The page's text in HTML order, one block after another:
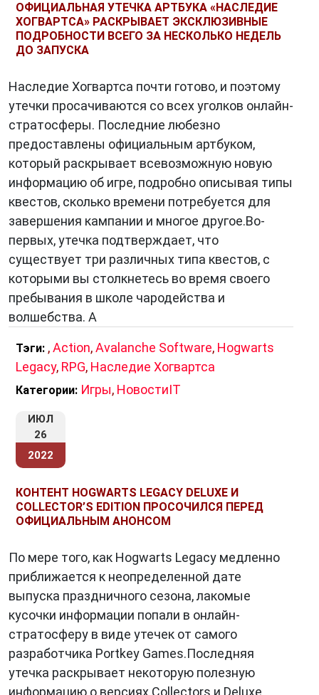
ОФИЦИАЛЬНАЯ УТЕЧКА АРТБУКА «НАСЛЕДИЕ
ХОГВАРТСА» РАСКРЫВАЕТ ЭКСКЛЮЗИВНЫЕ
ПОДРОБНОСТИ ВСЕГО ЗА НЕСКОЛЬКО НЕДЕЛЬ
ДО ЗАПУСКА
Наследие Хогвартса почти готово, и поэтому
утечки просачиваются со всех уголков онлайн-
стратосферы. Последние любезно
предоставлены официальным артбуком,
который раскрывает всевозможную новую
информацию об игре, подробно описывая типы
квестов, сколько времени потребуется для
завершения кампании и многое другое.Во-
первых, утечка подтверждает, что
существует три различных типа квестов, с
которыми вы столкнетесь во время своего
пребывания в школе чародейства и
волшебства. А
Тэги: ,Action,Avalanche Software, Hogwarts
Legacy, RPG, Наследие Хогвартса
Категории: Игры, НовостиIT
ИЮЛ
26
2022
КОНТЕНТ HOGWARTS LEGACY DELUXE И
COLLECTOR’S EDITION ПРОСОЧИЛСЯ ПЕРЕД
ОФИЦИАЛЬНЫМ АНОНСОМ
По мере того, как Hogwarts Legacy медленно
приближается к неопределенной дате
выпуска праздничного сезона, лакомые
кусочки информации попали в онлайн-
стратосферу в виде утечек от самого
разработчика Portkey Games.Последняя
утечка раскрывает некоторую полезную
информацию о версиях Collectors и Deluxe